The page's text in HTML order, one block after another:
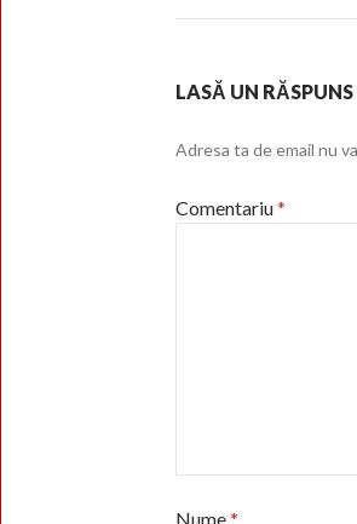
LASĂ UN RĂSPUNS
Adresa ta de email nu
Comentariu*
Nume*